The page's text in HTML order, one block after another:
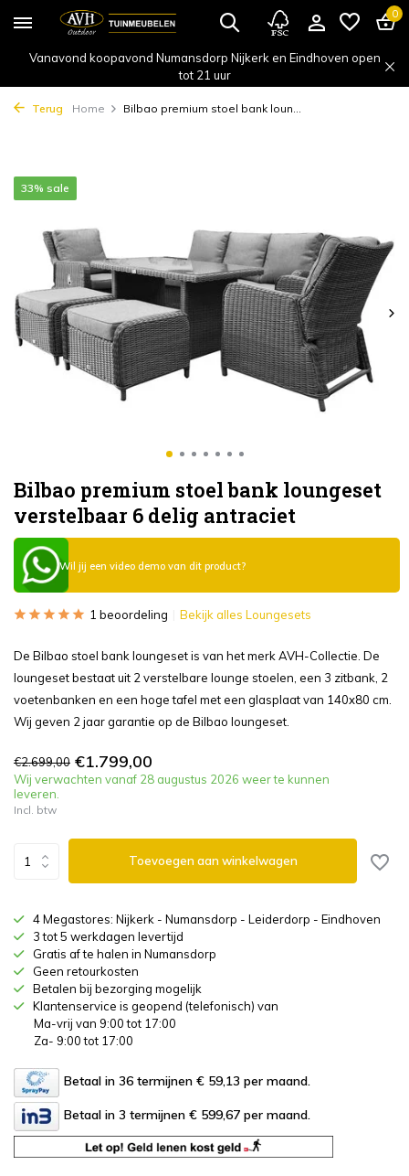
0
Vanavond koopavond Numansdorp Nijkerk en Eindhoven open
tot 21 uur
Terug Home Bilbao premium stoel bank loun...
Bilbao premium stoel bank loungeset
verstelbaar 6 delig antraciet
33% sale
Wil jij een video demo van dit product?
1 beoordeling Bekijk alles Loungesets
De Bilbao stoel bank loungeset is van het merk AVH-Collectie. De
loungeset bestaat uit 2 verstelbare lounge stoelen, een 3 zitbank, 2
voetenbanken en een hoge tafel met een glasplaat van 140x80 cm.
Wij geven 2 jaar garantie op de Bilbao loungeset.
€2.699,00 €1.799,00
Wij verwachten vanaf 28 augustus 2026 weer te kunnen
leveren.
Incl. btw
Toevoegen aan winkelwagen
4 Megastores: Nijkerk - Numansdorp - Leiderdorp - Eindhoven
3 tot 5 werkdagen levertijd
Gratis af te halen in Numansdorp
Geen retourkosten
Betalen bij bezorging mogelijk
Klantenservice is geopend (telefonisch) van
Ma-vrij van 9:00 tot 17:00
Za- 9:00 tot 17:00
Betaal in 36 termijnen € 59,13 per maand.
Betaal in 3 termijnen € 599,67 per maand.